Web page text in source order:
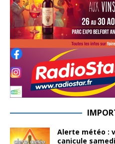
Alerte météo :
canicule